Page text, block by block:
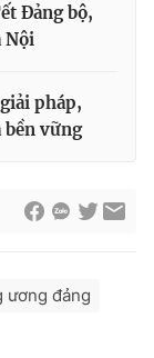
Đảng bộ,
Nội
pháp,
vững
ương đảng